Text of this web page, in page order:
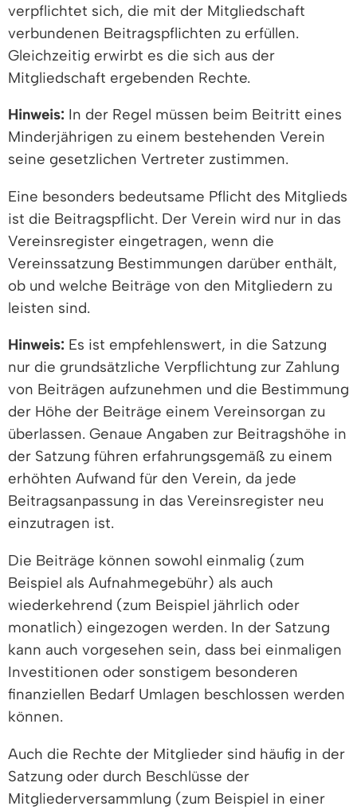
verpflichtet sich, die mit der Mitgliedschaft
verbundenen Beitragspflichten zu erfüllen.
Gleichzeitig erwirbt es die sich aus der
Mitgliedschaft ergebenden Rechte.
Hinweis: In der Regel müssen beim Beitritt eines
Minderjährigen zu einem bestehenden Verein
seine gesetzlichen Vertreter zustimmen.
Eine besonders bedeutsame Pflicht des Mitglieds
ist die Beitragspflicht. Der Verein wird nur in das
Vereinsregister eingetragen, wenn die
Vereinssatzung Bestimmungen darüber enthält,
ob und welche Beiträge von den Mitgliedern zu
leisten sind.
Hinweis: Es ist empfehlenswert, in die Satzung
nur die grundsätzliche Verpflichtung zur Zahlung
von Beiträgen aufzunehmen und die Bestimmung
der Höhe der Beiträge einem Vereinsorgan zu
überlassen. Genaue Angaben zur Beitragshöhe in
der Satzung führen erfahrungsgemäß zu einem
erhöhten Aufwand für den Verein, da jede
Beitragsanpassung in das Vereinsregister neu
einzutragen ist.
Die Beiträge können sowohl einmalig (zum
Beispiel als Aufnahmegebühr) als auch
wiederkehrend (zum Beispiel jährlich oder
monatlich) eingezogen werden. In der Satzung
kann auch vorgesehen sein, dass bei einmaligen
Investitionen oder sonstigem besonderen
finanziellen Bedarf Umlagen beschlossen werden
können.
Auch die Rechte der Mitglieder sind häufig in der
Satzung oder durch Beschlüsse der
Mitgliederversammlung (zum Beispiel in einer